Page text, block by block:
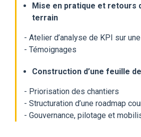
Mise en pratique et retours
terrain
- Atelier d’analyse de KPI sur
- Témoignages
Construction d’une feuille
- Priorisation des chantiers
- Structuration d’une roadmap
- Gouvernance, pilotage et